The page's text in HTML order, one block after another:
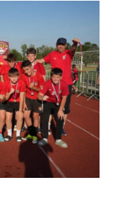
до 15.
КАРТИЦЕ
- Вера